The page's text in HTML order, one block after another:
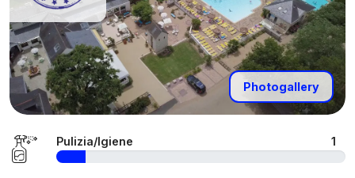
Photogallery
Pulizia/Igiene 1